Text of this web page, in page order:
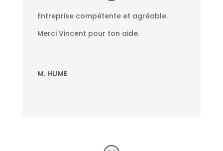
Entreprise compétente et agréable.
Merci Vincent pour ton aide.
M. HUME